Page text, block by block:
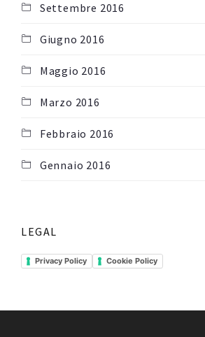
Settembre 2016
Giugno 2016
Maggio 2016
Marzo 2016
Febbraio 2016
Gennaio 2016
LEGAL
Privacy Policy Cookie Policy